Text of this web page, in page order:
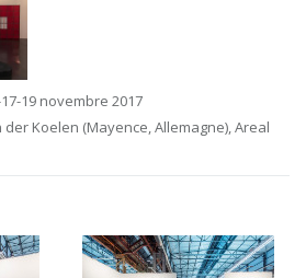
19 novembre 2017
Koelen (Mayence, Allemagne), Areal